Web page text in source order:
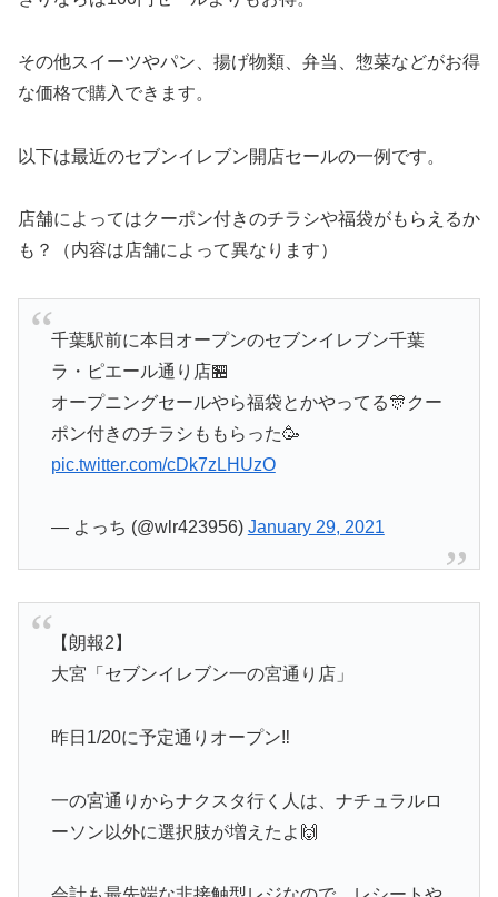
その他スイーツやパン、揚げ物類、弁当、惣菜などがお得
な価格で購入できます。
以下は最近のセブンイレブン開店セールの一例です。
店舗によってはクーポン付きのチラシや福袋がもらえるか
も？（内容は店舗によって異なります）
千葉駅前に本日オープンのセブンイレブン千葉
ラ・ピエール通り店🏪
オープニングセールやら福袋とかやってる🎊クー
ポン付きのチラシももらった🥳
pic.twitter.com/cDk7zLHUzO
— よっち (@wlr423956) January 29, 2021
【朗報2】
大宮「セブンイレブン一の宮通り店」
昨日1/20に予定通りオープン‼️
一の宮通りからナクスタ行く人は、ナチュラルロ
ーソン以外に選択肢が増えたよ🙌